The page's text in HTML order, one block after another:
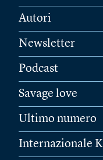
Autori
Newsletter
Podcast
Savage love
Ultimo numero
Internazionale